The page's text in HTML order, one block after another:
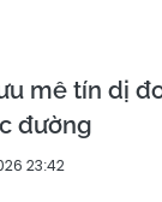
mê tín dị
đường
23:42